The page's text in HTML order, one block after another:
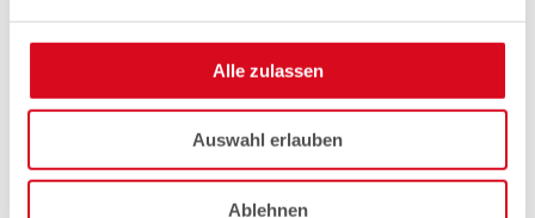
Alle zulassen
Auswahl erlauben
Ablehnen